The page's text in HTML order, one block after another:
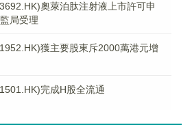
奧萊泊肽注射液上市許可申
局受理
獲主要股東斥2000萬港元增
完成H股全流通